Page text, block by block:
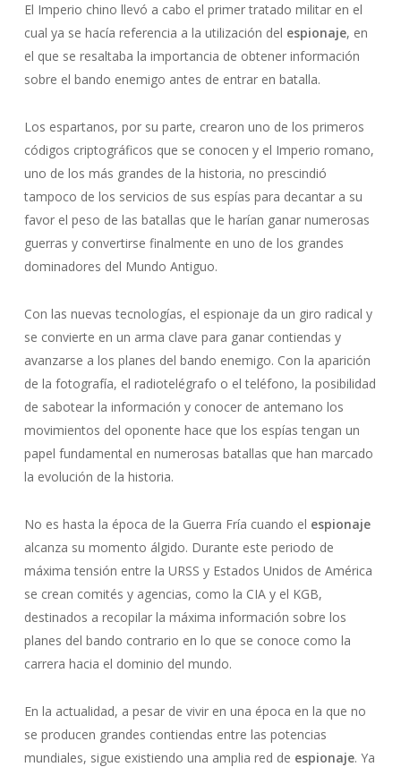
El Imperio chino llevó a cabo el primer tratado militar en el
cual ya se hacía referencia a la utilización del espionaje, en
el que se resaltaba la importancia de obtener información
sobre el bando enemigo antes de entrar en batalla.
Los espartanos, por su parte, crearon uno de los primeros
códigos criptográficos que se conocen y el Imperio romano,
uno de los más grandes de la historia, no prescindió
tampoco de los servicios de sus espías para decantar a su
favor el peso de las batallas que le harían ganar numerosas
guerras y convertirse finalmente en uno de los grandes
dominadores del Mundo Antiguo.
Con las nuevas tecnologías, el espionaje da un giro radical y
se convierte en un arma clave para ganar contiendas y
avanzarse a los planes del bando enemigo. Con la aparición
de la fotografía, el radiotelégrafo o el teléfono, la posibilidad
de sabotear la información y conocer de antemano los
movimientos del oponente hace que los espías tengan un
papel fundamental en numerosas batallas que han marcado
la evolución de la historia.
No es hasta la época de la Guerra Fría cuando el espionaje
alcanza su momento álgido. Durante este periodo de
máxima tensión entre la URSS y Estados Unidos de América
se crean comités y agencias, como la CIA y el KGB,
destinados a recopilar la máxima información sobre los
planes del bando contrario en lo que se conoce como la
carrera hacia el dominio del mundo.
En la actualidad, a pesar de vivir en una época en la que no
se producen grandes contiendas entre las potencias
mundiales, sigue existiendo una amplia red de espionaje. Ya